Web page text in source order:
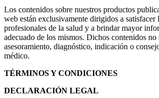
Los contenidos sobre nuestros productos
web están exclusivamente dirigidos a satisfacer
profesionales de la salud y a brindar mayor
adecuado de los mismos. Dichos contenidos no
asesoramiento, diagnóstico, indicación o
médico.
TÉRMINOS Y CONDICIONES
DECLARACIÓN LEGAL